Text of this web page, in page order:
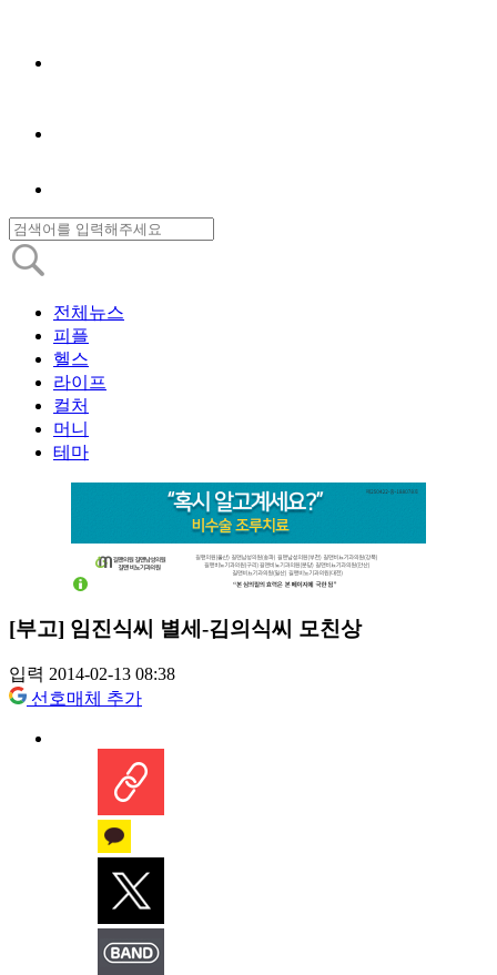
전체뉴스
피플
헬스
라이프
컬처
머니
테마
[부고] 임진식씨 별세-김의식씨 모친상
입력 2014-02-13 08:38
선호매체 추가